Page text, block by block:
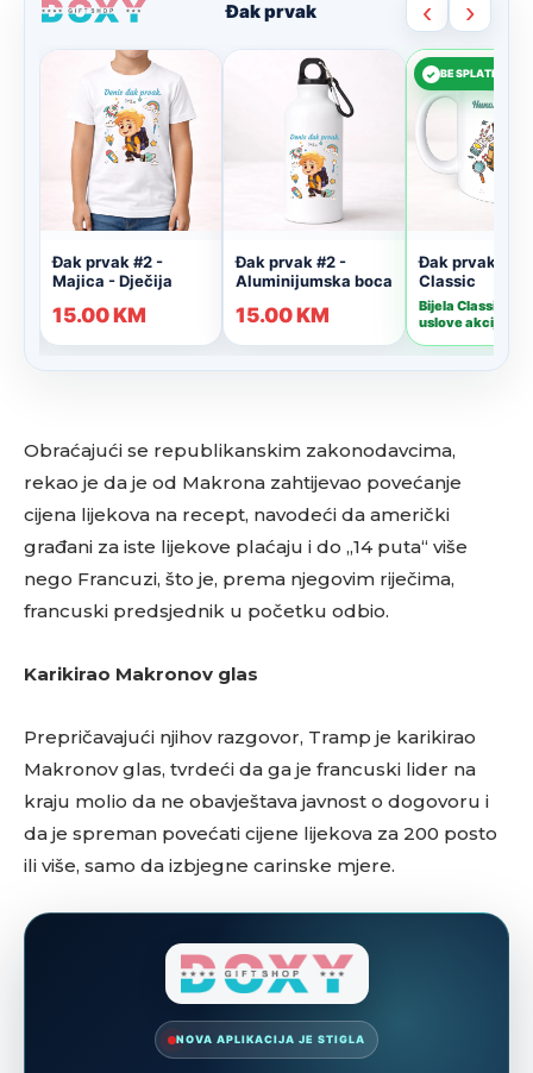
Obraćajući se republikanskim zakonodavcima,
rekao je da je od Makrona zahtijevao povećanje
cijena lijekova na recept, navodeći da američki
građani za iste lijekove plaćaju i do „14 puta“ više
nego Francuzi, što je, prema njegovim riječima,
francuski predsjednik u početku odbio.
Karikirao Makronov glas
Prepričavajući njihov razgovor, Tramp je karikirao
Makronov glas, tvrdeći da ga je francuski lider na
kraju molio da ne obavještava javnost o dogovoru i
da je spreman povećati cijene lijekova za 200 posto
ili više, samo da izbjegne carinske mjere.